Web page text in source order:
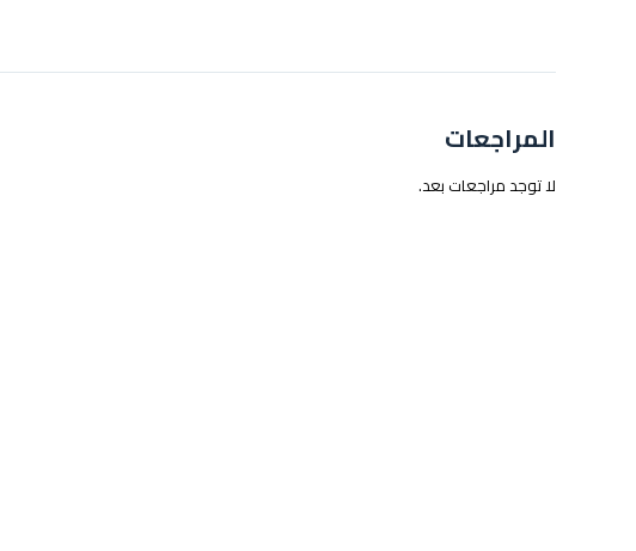
المراجعات
لا توجد مراجعات بعد.